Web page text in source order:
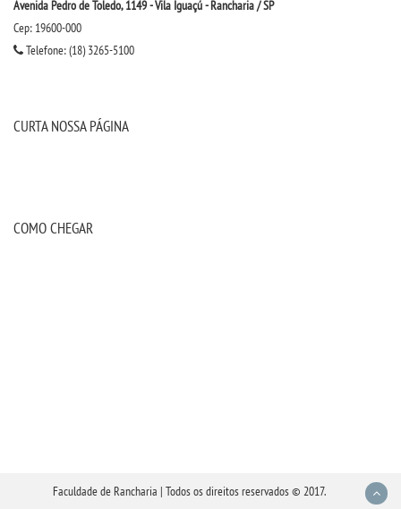
Avenida Pedro de Toledo, 1149 - Vila Iguaçú - Rancharia / SP
Cep: 19600-000
Telefone: (18) 3265-5100
CURTA NOSSA PÁGINA
COMO CHEGAR
Faculdade de Rancharia | Todos os direitos reservados © 2017.